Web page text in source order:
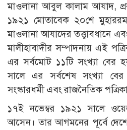
মাওলানা আবুল কালাম আযাদ,
১৯২১ মোতাবেক ২০শে
মাওলানা আযাদের তত্ত্বাবধানে
মালীহাবাদীর সম্পাদনায় এই
এর সর্বমোট ১১টি সংখ্যা বের
সালে এর সর্বশেষ সংখ্যা
সংস্কারধর্মী এবং রাজনৈতিক
১৭ই নভেম্বর ১৯২১ সালে
আসেন। তার আগমনের পূর্বে